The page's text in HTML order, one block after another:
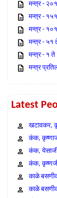
मन्त्र -
मन्त्र -
मन्त्र -
मन्त्र - ५१
मन्त्र - १ ते
मन्त्र
Latest
खटावकर,
कंक,
कंक,
कंक,
काळे
काळे